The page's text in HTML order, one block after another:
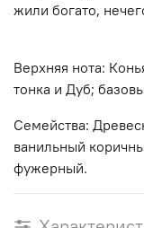
жили богато,
Верхняя нота:
тонка и Дуб;
Семейства:
ванильный
фужерный.